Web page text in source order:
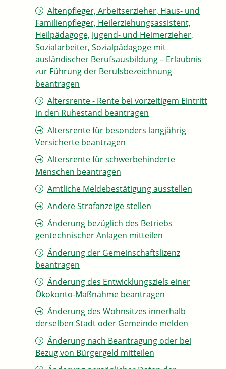
Altenpfleger, Arbeitserzieher, Haus- und
Familienpfleger, Heilerziehungsassistent,
Heilpädagoge, Jugend- und Heimerzieher,
Sozialarbeiter, Sozialpädagoge mit
ausländischer Berufsausbildung – Erlaubnis
zur Führung der Berufsbezeichnung
beantragen
Altersrente - Rente bei vorzeitigem Eintritt
in den Ruhestand beantragen
Altersrente für besonders langjährig
Versicherte beantragen
Altersrente für schwerbehinderte
Menschen beantragen
Amtliche Meldebestätigung ausstellen
Andere Strafanzeige stellen
Änderung bezüglich des Betriebs
gentechnischer Anlagen mitteilen
Änderung der Gemeinschaftslizenz
beantragen
Änderung des Entwicklungsziels einer
Ökokonto-Maßnahme beantragen
Änderung des Wohnsitzes innerhalb
derselben Stadt oder Gemeinde melden
Änderung nach Beantragung oder bei
Bezug von Bürgergeld mitteilen